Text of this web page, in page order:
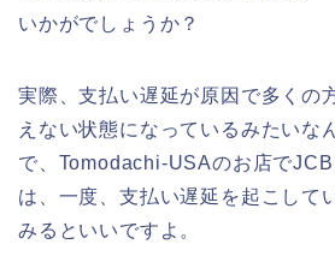
いかがでしょうか？
実際、支払い遅延が原因で多くの
えない状態になっているみたいな
で、Tomodachi-USAのお店でJCB
は、一度、支払い遅延を起こして
みるといいですよ。